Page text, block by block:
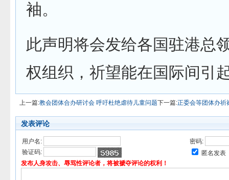
袖。
此声明将会发给各国驻港总
权组织，祈望能在国际间引
上一篇:教会团体合办研讨会 呼吁杜绝虐待儿童问题下一篇:正委会等团体办祈
发表评论
用户名:
密码:
验证码:
匿名发表
发布人身攻击、辱骂性评论者，将被褫夺评论的权利！